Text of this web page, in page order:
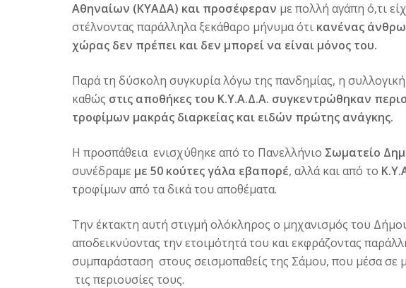
Αθηναίων (ΚΥΑΔΑ) και προσέφεραν με πολλή αγάπη ό,τι
στέλνοντας παράλληλα ξεκάθαρο μήνυμα ότι κανένας
χώρας δεν πρέπει και δεν μπορεί να είναι μόνος του.
Παρά τη δύσκολη συγκυρία λόγω της πανδημίας, η
καθώς στις αποθήκες του Κ.Υ.Α.Δ.Α. συγκεντρώθηκαν
τροφίμων μακράς διαρκείας και ειδών πρώτης ανάγκης.
Η προσπάθεια ενισχύθηκε από το Πανελλήνιο Σωματείο
συνέδραμε με 50 κούτες γάλα εβαπορέ, αλλά και από το
τροφίμων από τα δικά του αποθέματα.
Την έκτακτη αυτή στιγμή ολόκληρος ο μηχανισμός του
αποδεικνύοντας την ετοιμότητά του και εκφράζοντας
συμπαράσταση στους σεισμοπαθείς της Σάμου, που μέσα σε
τις περιουσίες τους.